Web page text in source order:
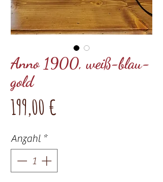
Anno 1900, weiß-blau-
gold
199,00 €
Anzahl *